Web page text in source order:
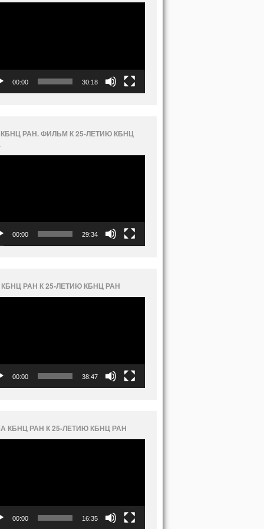
00:00 30:18
РАН. ФИЛЬМ К 25-ЛЕТИЮ КБНЦ
00:00 29:34
РАН К 25-ЛЕТИЮ КБНЦ РАН
00:00 38:47
КБНЦ РАН К 25-ЛЕТИЮ КБНЦ РАН
00:00 16:35